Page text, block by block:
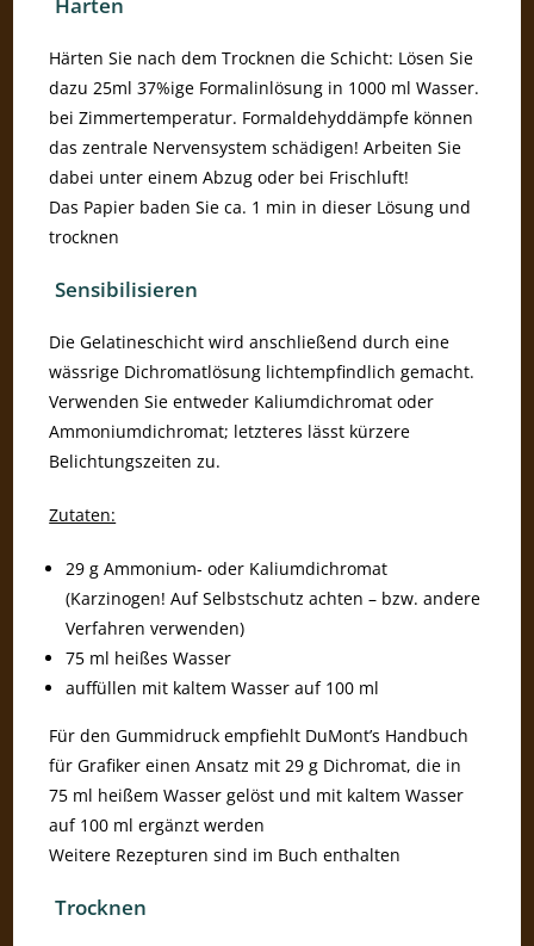
Härten Sie nach dem Trocknen die Schicht: Lösen Sie
dazu 25ml 37%ige Formalinlösung in 1000 ml Wasser.
bei Zimmertemperatur. Formaldehyddämpfe können
das zentrale Nervensystem schädigen! Arbeiten Sie
dabei unter einem Abzug oder bei Frischluft!
Das Papier baden Sie ca. 1 min in dieser Lösung und
trocknen
Sensibilisieren
Die Gelatineschicht wird anschließend durch eine
wässrige Dichromatlösung lichtempfindlich gemacht.
Verwenden Sie entweder Kaliumdichromat oder
Ammoniumdichromat; letzteres lässt kürzere
Belichtungszeiten zu.
Zutaten:
29 g Ammonium- oder Kaliumdichromat
(Karzinogen! Auf Selbstschutz achten – bzw. andere
Verfahren verwenden)
75 ml heißes Wasser
auffüllen mit kaltem Wasser auf 100 ml
Für den Gummidruck empfiehlt DuMont’s Handbuch
für Grafiker einen Ansatz mit 29 g Dichromat, die in
75 ml heißem Wasser gelöst und mit kaltem Wasser
auf 100 ml ergänzt werden
Weitere Rezepturen sind im Buch enthalten
Trocknen